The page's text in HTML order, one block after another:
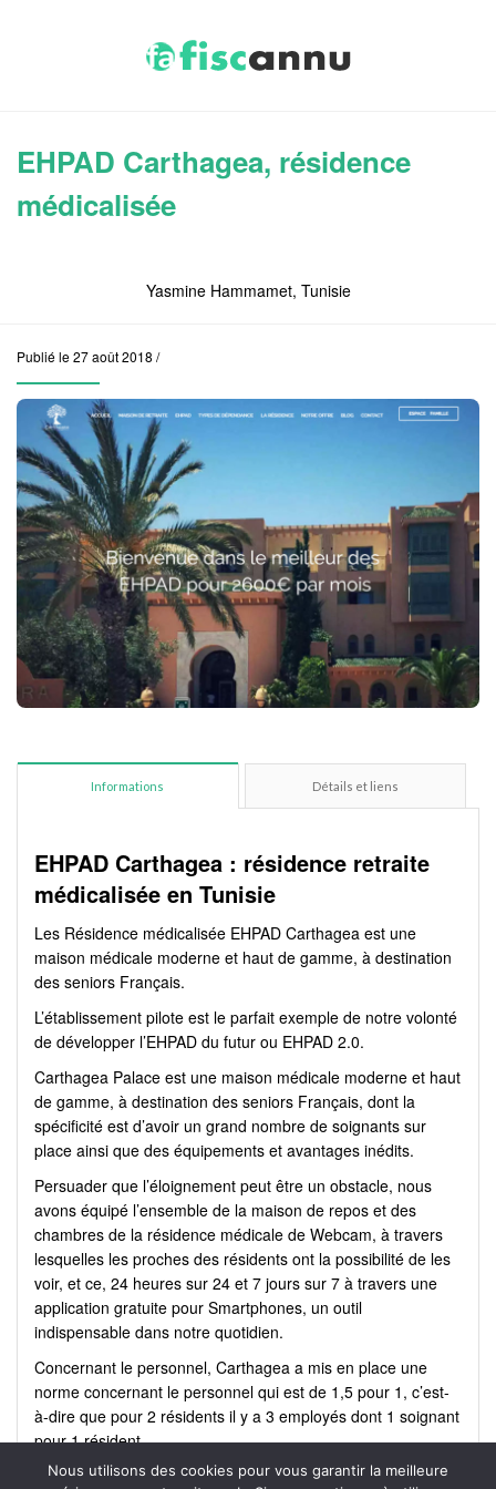
EHPAD Carthagea, résidence
médicalisée
Yasmine Hammamet, Tunisie
Publié le 27 août 2018 /
Informations Détails et liens
EHPAD Carthagea : résidence retraite
médicalisée en Tunisie
Les Résidence médicalisée EHPAD Carthagea est une
maison médicale moderne et haut de gamme, à destination
des seniors Français.
L’établissement pilote est le parfait exemple de notre volonté
de développer l’EHPAD du futur ou EHPAD 2.0.
Carthagea Palace est une maison médicale moderne et haut
de gamme, à destination des seniors Français, dont la
spécificité est d’avoir un grand nombre de soignants sur
place ainsi que des équipements et avantages inédits.
Persuader que l’éloignement peut être un obstacle, nous
avons équipé l’ensemble de la maison de repos et des
chambres de la résidence médicale de Webcam, à travers
lesquelles les proches des résidents ont la possibilité de les
voir, et ce, 24 heures sur 24 et 7 jours sur 7 à travers une
application gratuite pour Smartphones, un outil
indispensable dans notre quotidien.
Concernant le personnel, Carthagea a mis en place une
norme concernant le personnel qui est de 1,5 pour 1, c’est-
à-dire que pour 2 résidents il y a 3 employés dont 1 soignant
pour 1 résident.
Alors n’hésitez pas.
Nous utilisons des cookies pour vous garantir la meilleure